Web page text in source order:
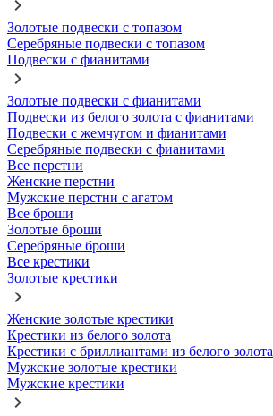
Золотые подвески с топазом
Серебряные подвески с топазом
Подвески с фианитами
Золотые подвески с фианитами
Подвески из белого золота с фианитами
Подвески с жемчугом и фианитами
Серебряные подвески с фианитами
Все перстни
Женские перстни
Мужские перстни с агатом
Все броши
Золотые броши
Серебряные броши
Все крестики
Золотые крестики
Женские золотые крестики
Крестики из белого золота
Крестики с бриллиантами из белого золота
Мужские золотые крестики
Мужские крестики